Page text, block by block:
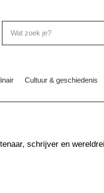
Cultuur & geschiedenis
schrijver en